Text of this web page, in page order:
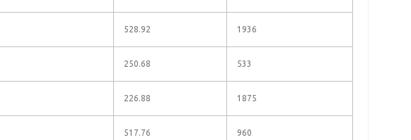
528.92 1936
250.68 533
226.88 1875
517.76 960